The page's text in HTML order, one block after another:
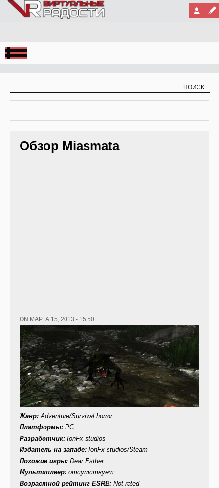
Jump to Navigation
Обзор Miasmata
ON МАРТА 15, 2013 - 15:50
Жанр:Adventure/Survival horror
Платформы: PC
Разработчик: IonFx studios
Издатель на западе: IonFx studios/Steam
Похожие игры: Dear Esther
Мультиплеер: отсутствует
Возрастной рейтинг ESRB: Not rated